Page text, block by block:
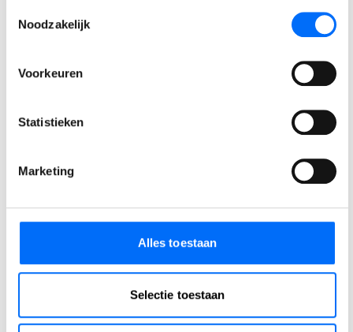
Noodzakelijk
Voorkeuren
Statistieken
Marketing
Alles toestaan
Selectie toestaan
Wij spraken met Jim van De Bosrand, over de uitdagingen,
de keuzes en de resultaten van deze strategische stap naar